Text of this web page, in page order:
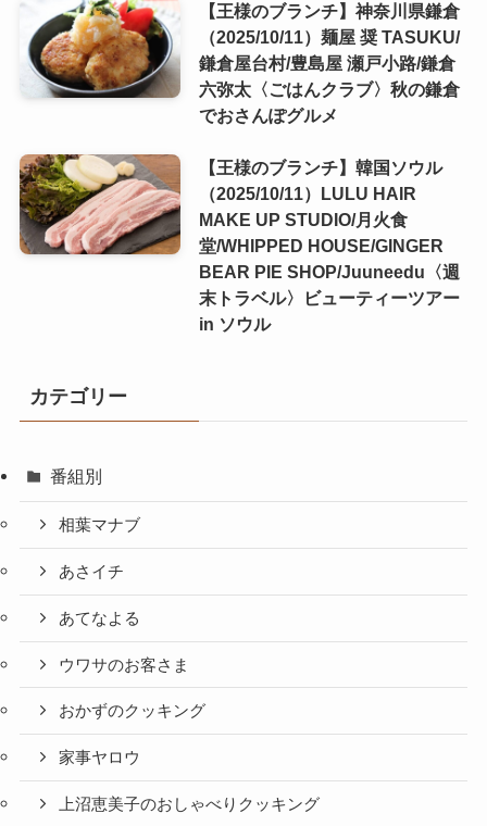
【王様のブランチ】神奈川県鎌倉
（2025/10/11）麺屋 奨 TASUKU/
鎌倉屋台村/豊島屋 瀬戸小路/鎌倉
六弥太〈ごはんクラブ〉秋の鎌倉
でおさんぽグルメ
【王様のブランチ】韓国ソウル
（2025/10/11）LULU HAIR
MAKE UP STUDIO/月火食
堂/WHIPPED HOUSE/GINGER
BEAR PIE SHOP/Juuneedu〈週
末トラベル〉ビューティーツアー
in ソウル
カテゴリー
番組別
相葉マナブ
あさイチ
あてなよる
ウワサのお客さま
おかずのクッキング
家事ヤロウ
上沼恵美子のおしゃべりクッキング